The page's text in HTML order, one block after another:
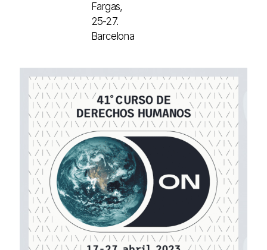
Fargas,
25-27.
Barcelona